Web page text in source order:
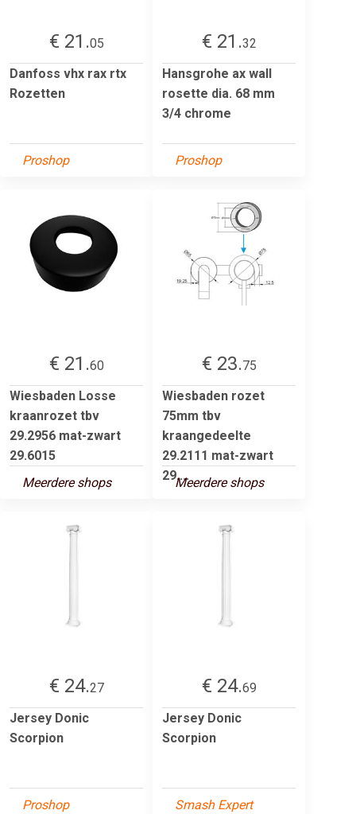
€ 21.05
Danfoss vhx rax rtx
Rozetten
Proshop
€ 21.32
Hansgrohe ax wall
rosette dia. 68 mm
3/4 chrome
Proshop
€ 21.60
Wiesbaden Losse
kraanrozet tbv
29.2956 mat-zwart
29.6015
Meerdere shops
€ 23.75
Wiesbaden rozet
75mm tbv
kraangedeelte
29.2111 mat-zwart
29....Meerdere shops
€ 24.27
Jersey Donic
Scorpion
Proshop
€ 24.69
Jersey Donic
Scorpion
Smash Expert